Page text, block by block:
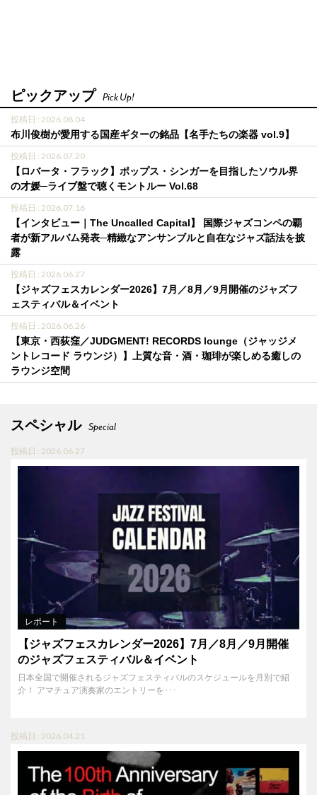
ピックアップ Pick Up!
投稿日 : 2026.08.04
布川俊樹が愛用する国産ギターの銘品【名手たちの楽器 vol.9】
投稿日 : 2026.07.20
【ロバータ・フラック】ポップス・シンガーを目指したソウル界
の才媛─ライブ盤で聴くモントルー Vol.68
投稿日 : 2026.07.16
【インタビュー｜The Uncalled Capital】 国際ジャズコンペの覇
者が新アルバム発表─精緻なアンサンブルと自在なジャズ話法を披
露
投稿日 : 2026.06.27
【ジャズフェスカレンダー2026】7月／8月／9月開催のジャズフ
ェスティバル＆イベント
投稿日 : 2026.06.26
【東京・西荻窪／JUDGMENT! RECORDS lounge（ジャッジメ
ントレコード ラウンジ）】上質な音・酒・珈琲が楽しめる癒しの
ラウンジ空間
スペシャル Special
投稿日 : 2026.06.27
レポート
【ジャズフェスカレンダー2026】7月／8月／9月開催
のジャズフェスティバル＆イベント
日本全国で開催されるジャズフェスティバルのスケジュールを月別で紹
介！ アマチュア演奏家のエントリーを･･･
投稿日 : 2026.04.21